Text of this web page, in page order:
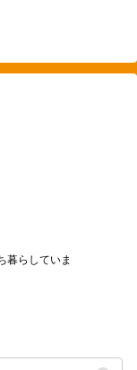
暮らしていま